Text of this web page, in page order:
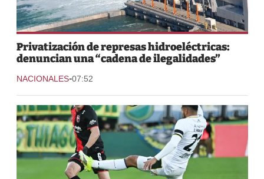
Privatización de represas hidroeléctricas:
denuncian una “cadena de ilegalidades”
NACIONALES-07:52